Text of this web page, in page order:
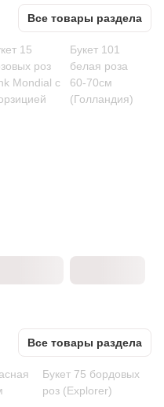
Все товары раздела
15
роз
Mondial с
Букет 101
белая роза
60-70см
(Голландия)
Все товары раздела
Букет 75 бордовых
роз (Explorer)